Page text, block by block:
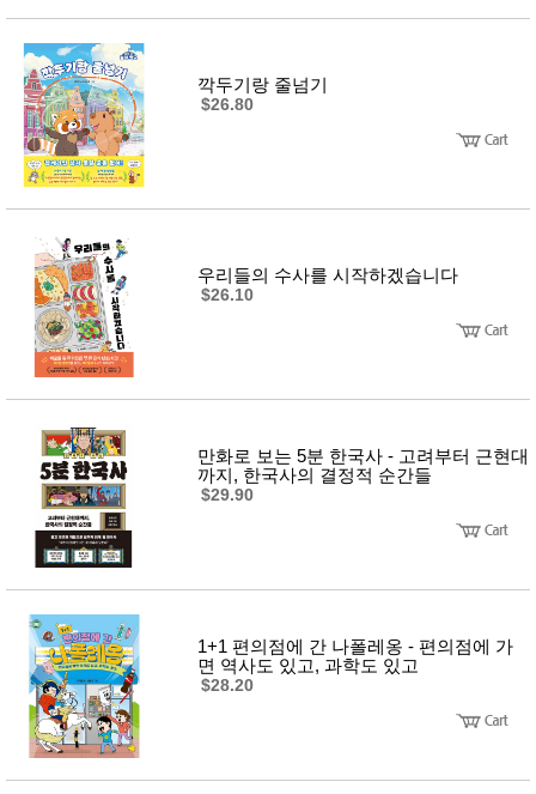
주방소
품
즉석가
공식품
쌀/잡곡/
면류
양념/소
품
농산품
놀이방
매트
DVD
유아 보
드(칠
DIY
유아 이
유식
아기띠/
외출용
품
건강/미
용/식기
용품
성장발
달교육
용품
어른내
의
유/아동
내의
가방/지
갑/케이
깍두기랑 줄넘기
$26.80
우리들의 수사를 시작하겠습니다
$26.10
만화로 보는 5분 한국사 - 고려부터 근현대
까지, 한국사의 결정적 순간들
$29.90
1+1 편의점에 간 나폴레옹 - 편의점에 가
면 역사도 있고, 과학도 있고
$28.20